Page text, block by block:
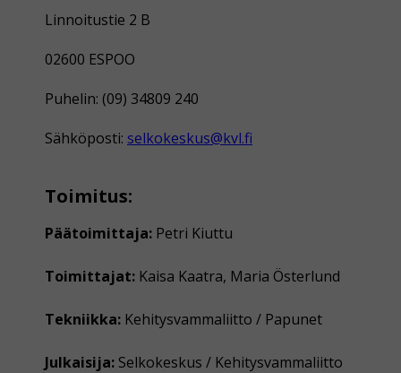
Linnoitustie 2 B
02600 ESPOO
Puhelin: (09) 34809 240
Sähköposti: selkokeskus@kvl.fi
Toimitus:
Päätoimittaja: Petri Kiuttu
Toimittajat: Kaisa Kaatra, Maria Österlund
Tekniikka: Kehitysvammaliitto / Papunet
Julkaisija: Selkokeskus / Kehitysvammaliitto